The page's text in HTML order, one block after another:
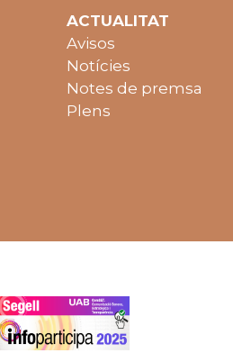
ACTUALITAT
Avisos
Notícies
Notes de premsa
Plens